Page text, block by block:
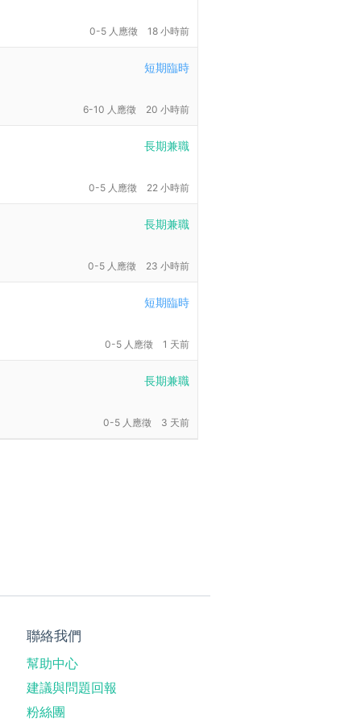
0-5 人應徵 18 小時前
短期臨時
6-10 人應徵 20 小時前
長期兼職
0-5 人應徵 22 小時前
長期兼職
0-5 人應徵 23 小時前
短期臨時
0-5 人應徵 1 天前
長期兼職
0-5 人應徵 3 天前
聯絡我們
幫助中心
建議與問題回報
粉絲團